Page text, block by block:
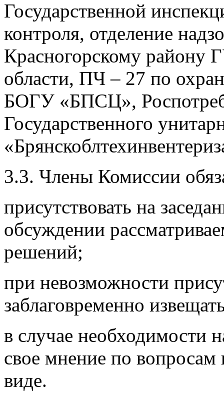
Государственной
контроля, отделение
Красногорскому
области, ПЧ – 27 по
БОГУ «БПСЦ»,
Государственного
3.3. Члены Комиссии
присутствовать на
обсуждении
решений;
при невозможности
заблаговременно
в случае необходимости
свое мнение по
виде.